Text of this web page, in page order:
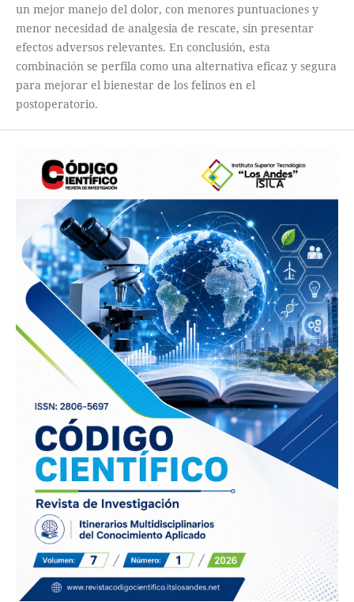
un mejor manejo del dolor, con menores puntuaciones y
menor necesidad de analgesia de rescate, sin presentar
efectos adversos relevantes. En conclusión, esta
combinación se perfila como una alternativa eficaz y segura
para mejorar el bienestar de los felinos en el
postoperatorio.